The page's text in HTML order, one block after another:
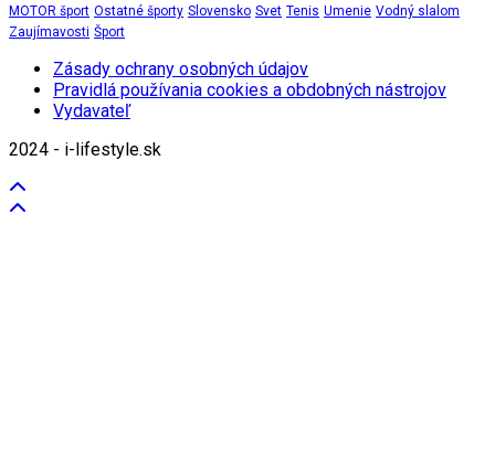
MOTOR šport Ostatné športy Slovensko Svet Tenis Umenie Vodný slalom
Zaujímavosti Šport
Zásady ochrany osobných údajov
Pravidlá používania cookies a obdobných nástrojov
Vydavateľ
2024 - i-lifestyle.sk